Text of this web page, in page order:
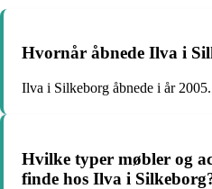
Hvornår åbnede Ilva i
Ilva i Silkeborg åbnede i år 2005.
Hvilke typer møbler og
finde hos Ilva i